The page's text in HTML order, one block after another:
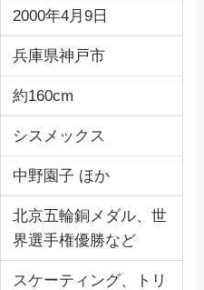
2000年4月9日
兵庫県神戸市
約160cm
シスメックス
中野園子 ほか
北京五輪銅メダル、世
界選手権優勝など
スケーティング、トリ